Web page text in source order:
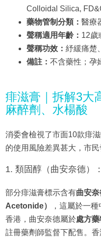
Colloidal Silica,
藥物管制分類： 醫療
聲稱適用年齡： 12歲
聲稱功效： 紓緩痛楚
備註： 不含藥性；孕
痱滋膏｜拆解3大
麻醉劑、水楊酸
消委會檢視了市面10款痱
的使用風險差異甚大，市民
1. 類固醇（曲安奈德）
部分痱滋膏標示含有曲安
Acetonide）
，這屬於一
香港，曲安奈德屬於處方藥
註冊藥劑師監督下配售。